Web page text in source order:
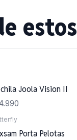
estos
Joola Vision II
Porta Pelotas